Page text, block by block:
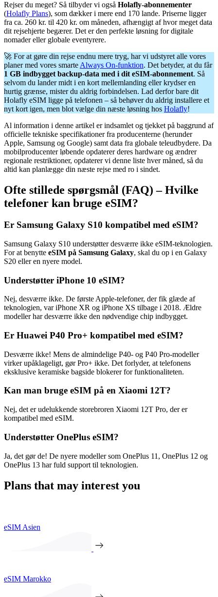
Rejser du meget? Så tilbyder vi også Holafly-abonnementer
(Holafly Plans), som dækker i mere end 170 lande. Priserne ligger
fra ca. 260 kr. til 420 kr. om måneden, afhængigt af hvor meget data
dit rejsehjerte begærer. Det er den perfekte løsning for digitale
nomader eller globale eventyrere.
🚀 For at gøre din rejse endnu mere tryg, har vi udstyret alle vores
planer med vores smarte Always On-funktion. Det betyder, at du får
1 GB indbygget backup-data med i dit eSIM-abonnement. Så
selvom du lander midt i en kort mellemlanding eller krydser en
hurtig grænse, mister du aldrig forbindelsen. Lad derfor bare dit
Holafly eSIM ligge på telefonen – så behøver du aldrig installere et
nyt kort igen, men blot vælge din næste løsning hos Holafly!
Al information i denne artikel er indsamlet og tjekket på baggrund af
officielle tekniske specifikationer fra producenterne (herunder
Apple, Samsung og Google) samt data fra globale teleudbydere. Da
mobilproducenter løbende opdaterer deres hardware og ændrer
regionale restriktioner, opdaterer vi denne liste hver måned, så du
altid kan planlægge din næste rejse med ro i sindet.
Ofte stillede spørgsmål (FAQ) – Hvilke
telefoner kan bruge eSIM?
Er Samsung Galaxy S10 kompatibel med eSIM?
Samsung Galaxy S10 understøtter desværre ikke eSIM-teknologien.
For at benytte eSIM på Samsung Galaxy, skal du op i en Galaxy
S20 eller en nyere model.
Understøtter iPhone 10 eSIM?
Nej, desværre ikke. De første Apple-telefoner, der fik glæde af
teknologien, var iPhone XR og iPhone XS tilbage i 2018. Ældre
modeller har desværre ikke den nødvendige chip indbygget.
Er Huawei P40 Pro+ kompatibel med eSIM?
Desværre ikke! Mens de almindelige P40- og P40 Pro-modeller
virker upåklageligt, gør Pro+ ikke. Det forlyder, at telefonens
eksklusive keramiske bagside blokerer for funktionaliteten.
Kan man bruge eSIM på en Xiaomi 12T?
Nej, det er udelukkende storebroren Xiaomi 12T Pro, der er
kompatibel med eSIM.
Understøtter OnePlus eSIM?
Ja, det gør de! De nyere modeller som OnePlus 11, OnePlus 12 og
OnePlus 13 har fuld support til teknologien.
Plans that may interest you
eSIM Asien
eSIM Marokko